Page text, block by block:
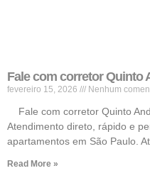
Fale com corretor Quinto
fevereiro 15, 2026 Nenhum
Fale com corretor Quinto
Atendimento direto, rápido e
apartamentos em São Paulo.
Read More »